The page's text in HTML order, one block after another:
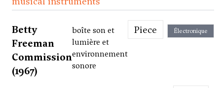
Betty
Freeman
Commission
(1967)
boîte son et
lumière et
environnement
sonore
Piece Électronique